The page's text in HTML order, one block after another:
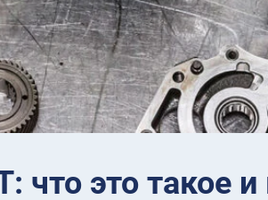
что это такое